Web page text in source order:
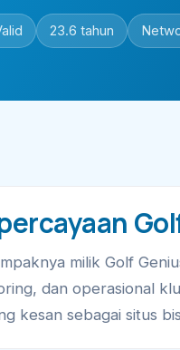
23.6 tahun
milik Golf
dan operasional
kesan sebagai situs